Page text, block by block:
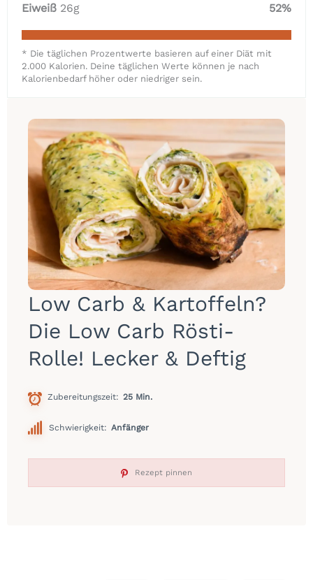
Low Carb & Kartoffeln?
Die Low Carb Rösti-
Rolle! Lecker & Deftig
Zubereitungszeit 25 Min.
Schwierigkeit: Anfänger
Rezept pinnen
Eiweiß 26g 52%
* Die täglichen Prozentwerte basieren auf einer Diät mit
2.000 Kalorien. Deine täglichen Werte können je nach
Kalorienbedarf höher oder niedriger sein.